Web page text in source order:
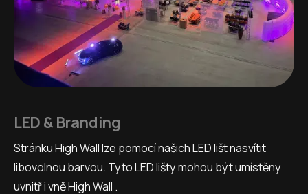
LED & Branding
Stránku High Wall lze pomocí našich LED lišt nasvítit
libovolnou barvou. Tyto LED lišty mohou být umístěny
uvnitř i vně High Wall .